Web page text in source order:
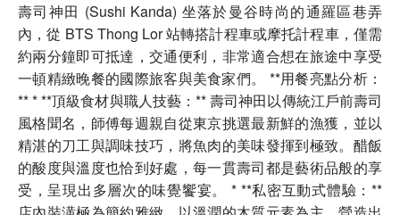
壽司神田 (Sushi Kanda) 坐落於曼谷時尚的通羅區巷弄
內，從 BTS Thong Lor 站轉搭計程車或摩托計程車，僅需
約兩分鐘即可抵達，交通便利，非常適合想在旅途中享受
一頓精緻晚餐的國際旅客與美食家們。 **用餐亮點分析：
** * **頂級食材與職人技藝：** 壽司神田以傳統江戶前壽司
風格聞名，師傅每週親自從東京挑選最新鮮的漁獲，並以
精湛的刀工與調味技巧，將魚肉的美味發揮到極致。醋飯
的酸度與溫度也恰到好處，每一貫壽司都是藝術品般的享
受，呈現出多層次的味覺饗宴。 * **私密互動式體驗：**